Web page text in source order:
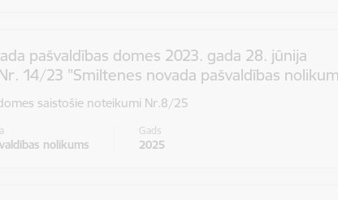
pašvaldības domes 2023. gada 28. jūnija
14/23 "Smiltenes novada pašvaldības
saistošie noteikumi Nr.8/25
nolikums
Gads
2025